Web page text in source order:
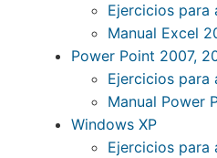
Ejercicios para
Manual Excel
Power Point 2007,
Ejercicios para
Manual Power
Windows XP
Ejercicios para